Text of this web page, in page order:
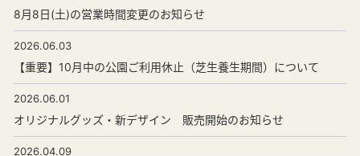
8月8日(土)の営業時間変更のお知らせ
2026.06.03
【重要】10月中の公園ご利用休止（芝生養生期間）について
2026.06.01
オリジナルグッズ・新デザイン 販売開始のお知らせ
2026.04.09